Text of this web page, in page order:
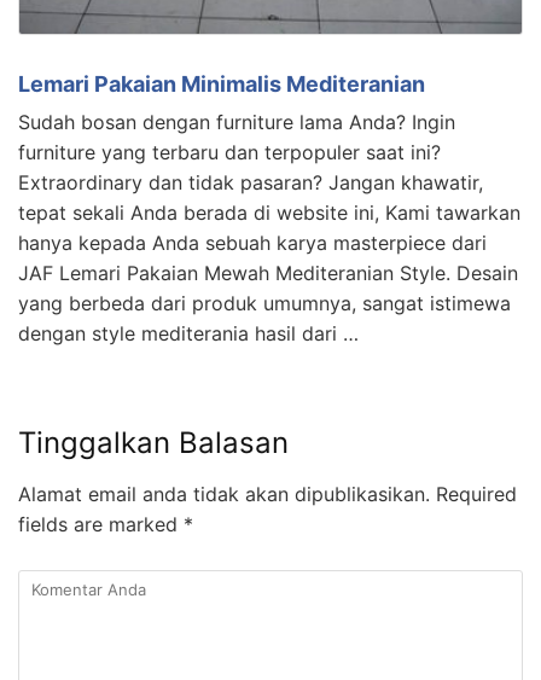
Lemari Pakaian Minimalis Mediteranian
Sudah bosan dengan furniture lama Anda? Ingin
furniture yang terbaru dan terpopuler saat ini?
Extraordinary dan tidak pasaran? Jangan khawatir,
tepat sekali Anda berada di website ini, Kami tawarkan
hanya kepada Anda sebuah karya masterpiece dari
JAF Lemari Pakaian Mewah Mediteranian Style. Desain
yang berbeda dari produk umumnya, sangat istimewa
dengan style mediterania hasil dari …
Tinggalkan Balasan
Alamat email anda tidak akan dipublikasikan. Required
fields are marked *